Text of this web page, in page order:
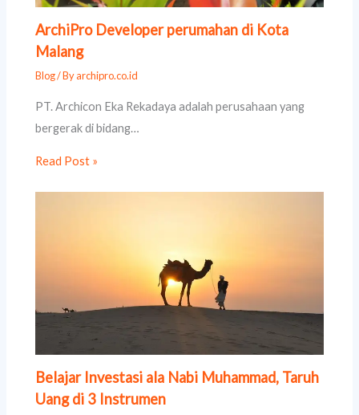
ArchiPro Developer perumahan di Kota
Malang
Blog/ Byarchipro.co.id
PT. Archicon Eka Rekadaya adalah perusahaan yang
bergerak di bidang…
Read Post »
Belajar Investasi ala Nabi Muhammad, Taruh
Uang di 3 Instrumen